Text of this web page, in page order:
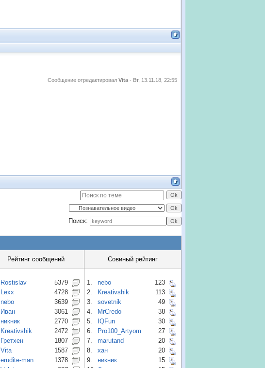
Сообщение отредактировал Vita - Вт, 13.11.18, 22:55
Поиск:
Рейтинг сообщений Совиный рейтинг
Rostislav
5379
Lexx
4728
nebo
3639
Иван
3061
никник
2770
Kreativshik
2472
Гретхен
1807
Vita
1587
erudite-man
1378
1. nebo
123
2.
Kreativshik
113
3.
sovetnik
49
4.
MrCredo
38
5.
IQFun
30
6.
Pro100_Artyom
27
7.
marutand
20
8.
хан
20
9.
никник
15